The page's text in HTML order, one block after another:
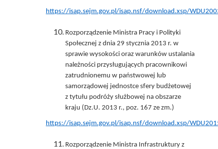
https://isap.sejm.gov.pl/isap.nsf/download.xsp/
Rozporządzenie Ministra Pracy i Polityki
Społecznej z dnia 29 stycznia 2013 r. w
sprawie wysokości oraz warunków ustalania
należności przysługujących pracownikowi
zatrudnionemu w państwowej lub
samorządowej jednostce sfery budżetowej
z tytułu podróży służbowej na obszarze
kraju (Dz.U. 2013 r., poz. 167 ze zm.)
https://isap.sejm.gov.pl/isap.nsf/download.xsp/
Rozporządzenie Ministra Infrastruktury z